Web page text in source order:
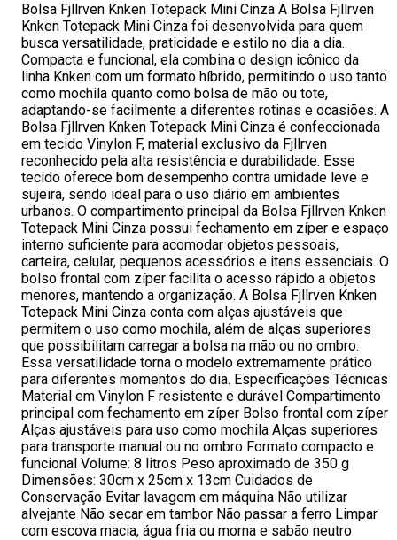
Bolsa Fjllrven Knken Totepack Mini Cinza A Bolsa Fjllrven
Knken Totepack Mini Cinza foi desenvolvida para quem
busca versatilidade, praticidade e estilo no dia a dia.
Compacta e funcional, ela combina o design icônico da
linha Knken com um formato híbrido, permitindo o uso tanto
como mochila quanto como bolsa de mão ou tote,
adaptando-se facilmente a diferentes rotinas e ocasiões. A
Bolsa Fjllrven Knken Totepack Mini Cinza é confeccionada
em tecido Vinylon F, material exclusivo da Fjllrven
reconhecido pela alta resistência e durabilidade. Esse
tecido oferece bom desempenho contra umidade leve e
sujeira, sendo ideal para o uso diário em ambientes
urbanos. O compartimento principal da Bolsa Fjllrven Knken
Totepack Mini Cinza possui fechamento em zíper e espaço
interno suficiente para acomodar objetos pessoais,
carteira, celular, pequenos acessórios e itens essenciais. O
bolso frontal com zíper facilita o acesso rápido a objetos
menores, mantendo a organização. A Bolsa Fjllrven Knken
Totepack Mini Cinza conta com alças ajustáveis que
permitem o uso como mochila, além de alças superiores
que possibilitam carregar a bolsa na mão ou no ombro.
Essa versatilidade torna o modelo extremamente prático
para diferentes momentos do dia. Especificações Técnicas
Material em Vinylon F resistente e durável Compartimento
principal com fechamento em zíper Bolso frontal com zíper
Alças ajustáveis para uso como mochila Alças superiores
para transporte manual ou no ombro Formato compacto e
funcional Volume: 8 litros Peso aproximado de 350 g
Dimensões: 30cm x 25cm x 13cm Cuidados de
Conservação Evitar lavagem em máquina Não utilizar
alvejante Não secar em tambor Não passar a ferro Limpar
com escova macia, água fria ou morna e sabão neutro